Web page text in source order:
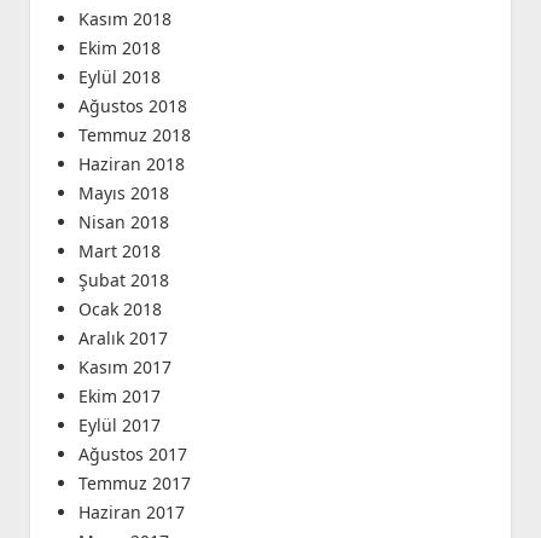
Kasım 2018
Ekim 2018
Eylül 2018
Ağustos 2018
Temmuz 2018
Haziran 2018
Mayıs 2018
Nisan 2018
Mart 2018
Şubat 2018
Ocak 2018
Aralık 2017
Kasım 2017
Ekim 2017
Eylül 2017
Ağustos 2017
Temmuz 2017
Haziran 2017